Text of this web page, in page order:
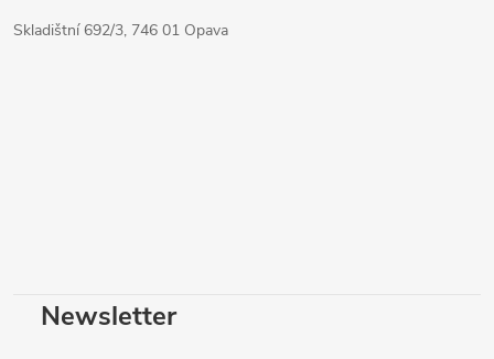
Skladištní 692/3, 746 01 Opava
Newsletter